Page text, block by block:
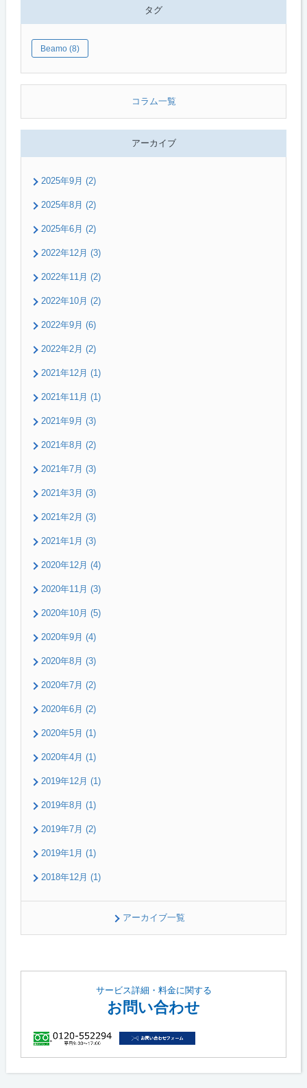
タグ
Beamo (8)
コラム一覧
アーカイブ
2025年9月 (2)
2025年8月 (2)
2025年6月 (2)
2022年12月 (3)
2022年11月 (2)
2022年10月 (2)
2022年9月 (6)
2022年2月 (2)
2021年12月 (1)
2021年11月 (1)
2021年9月 (3)
2021年8月 (2)
2021年7月 (3)
2021年3月 (3)
2021年2月 (3)
2021年1月 (3)
2020年12月 (4)
2020年11月 (3)
2020年10月 (5)
2020年9月 (4)
2020年8月 (3)
2020年7月 (2)
2020年6月 (2)
2020年5月 (1)
2020年4月 (1)
2019年12月 (1)
2019年8月 (1)
2019年7月 (2)
2019年1月 (1)
2018年12月 (1)
アーカイブ一覧
サービス詳細・料金に関する
お問い合わせ